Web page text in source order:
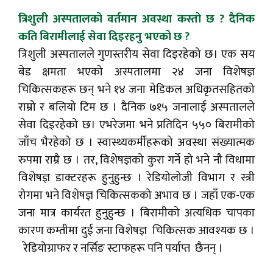
त्रिशुली अस्पतालको वर्तमान अवस्था कस्तो छ ? दैनिक
कति बिरामीलाई सेवा दिइरहनु भएको छ ?
त्रिशुली अस्पतालले गुणस्तरीय सेवा दिइरहेको छ। एक सय
बेड क्षमता भएको अस्पतालमा २४ जना विशेषज्ञ
चिकित्सकहरू छन् भने १४ जना मेडिकल अधिकृतसहितको
राम्रो र बलियो टिम छ । दैनिक ७१५ जनालाई अस्पतालले
सेवा दिइरहेको छ। एभरेजमा भने प्रतिदिन ५५० बिरामीको
जाँच भैरहेको छ । स्वास्थ्यकर्मीहरूको अवस्था संख्यात्मक
रुपमा राम्रै छ । तर, विशेषज्ञको कुरा गर्ने हो भने नौ विधामा
विशेषज्ञ डाक्टरहरू हुनुहुन्छ । रेडियोलोजी विभाग र स्त्री
रोगमा भने विशेषज्ञ चिकित्सकको अभाव छ । जहाँ एक-एक
जना मात्र कार्यरत हुनुहुन्छ । बिरामीको अत्यधिक चापका
कारण कम्तीमा दुई जना विशेषज्ञ चिकित्सक आवश्यक छ ।
रेडियोग्राफर र नर्सिङ स्टाफहरू पनि पर्याप्त छैनन् ।